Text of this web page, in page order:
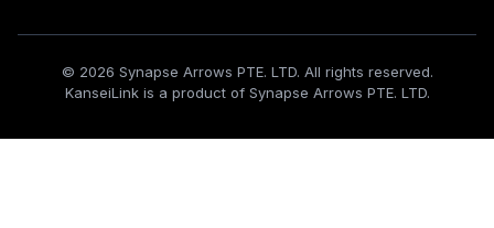
© 2026 Synapse Arrows PTE. LTD. All rights reserved.
KanseiLink is a product of Synapse Arrows PTE. LTD.